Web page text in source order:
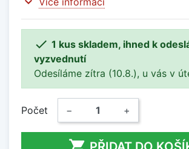
 1 kus skladem, ihned k
vyzvednutí
Odesíláme zítra (10.8.), u vás v
Počet − +